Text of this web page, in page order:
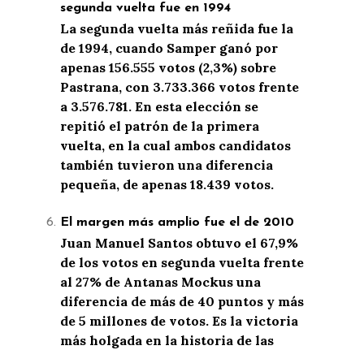
segunda vuelta fue en 1994
La segunda vuelta más reñida fue la
de 1994, cuando Samper ganó por
apenas 156.555 votos (2,3%) sobre
Pastrana, con 3.733.366 votos frente
a 3.576.781. En esta elección se
repitió el patrón de la primera
vuelta, en la cual ambos candidatos
también tuvieron una diferencia
pequeña, de apenas 18.439 votos.
El margen más amplio fue el de 2010
Juan Manuel Santos obtuvo el 67,9%
de los votos en segunda vuelta frente
al 27% de Antanas Mockus una
diferencia de más de 40 puntos y más
de 5 millones de votos. Es la victoria
más holgada en la historia de las